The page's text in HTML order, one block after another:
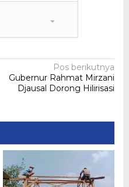
Pos berikutnya
Gubernur Rahmat Mirzani
Djausal Dorong Hilirisasi